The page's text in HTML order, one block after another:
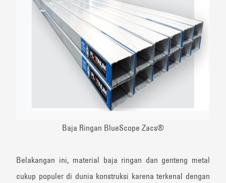
Baja Ringan BlueScope Zacs®️
Belakangan ini, material baja ringan dan genteng metal
cukup populer di dunia konstruksi karena terkenal dengan